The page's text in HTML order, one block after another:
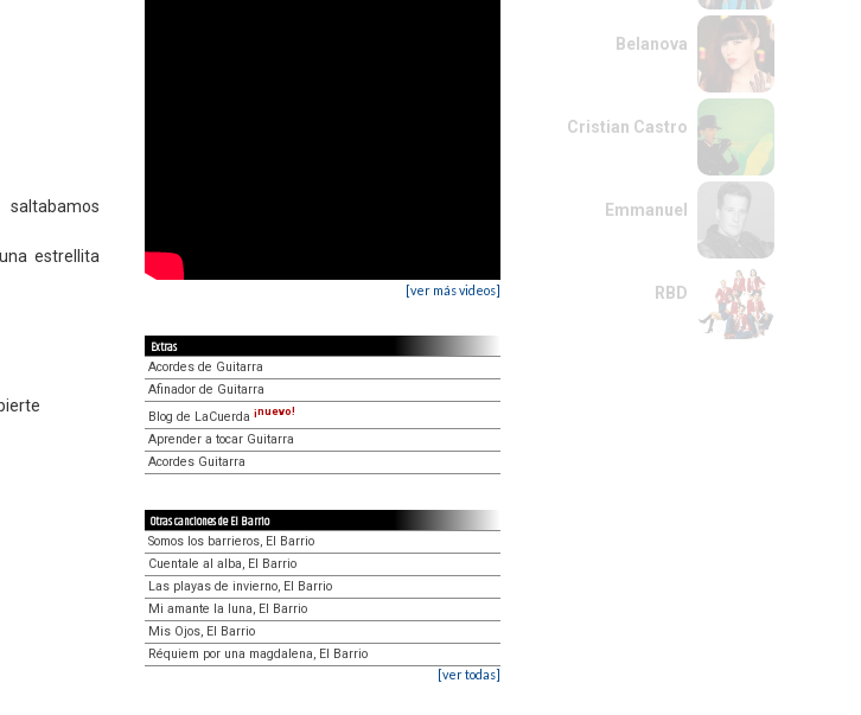
estrellita
[ver más videos]
Extras
Acordes de Guitarra
Afinador de Guitarra
Blog de LaCuerda ¡nuevo!
Aprender a tocar Guitarra
Acordes Guitarra
Otras canciones de El Barrio
Somos los barrieros, El Barrio
Cuentale al alba, El Barrio
Las playas de invierno, El Barrio
Mi amante la luna, El Barrio
Mis Ojos, El Barrio
Réquiem por una magdalena, El Barrio
[ver todas]
Belanova
Cristian Castro
Emmanuel
RBD